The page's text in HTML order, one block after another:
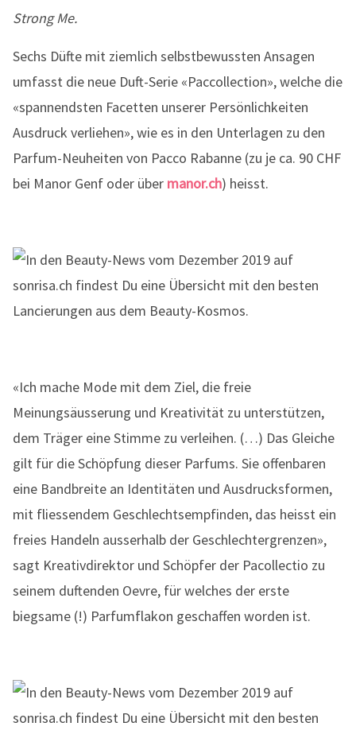
Strong Me.
Sechs Düfte mit ziemlich selbstbewussten Ansagen
umfasst die neue Duft-Serie «Paccollection», welche die
«spannendsten Facetten unserer Persönlichkeiten
Ausdruck verliehen», wie es in den Unterlagen zu den
Parfum-Neuheiten von Pacco Rabanne (zu je ca. 90 CHF
bei Manor Genf oder über manor.ch) heisst.
«Ich mache Mode mit dem Ziel, die freie
Meinungsäusserung und Kreativität zu unterstützen,
dem Träger eine Stimme zu verleihen. (…) Das Gleiche
gilt für die Schöpfung dieser Parfums. Sie offenbaren
eine Bandbreite an Identitäten und Ausdrucksformen,
mit fliessendem Geschlechtsempfinden, das heisst ein
freies Handeln ausserhalb der Geschlechtergrenzen»,
sagt Kreativdirektor und Schöpfer der Pacollectio zu
seinem duftenden Oevre, für welches der erste
biegsame (!) Parfumflakon geschaffen worden ist.